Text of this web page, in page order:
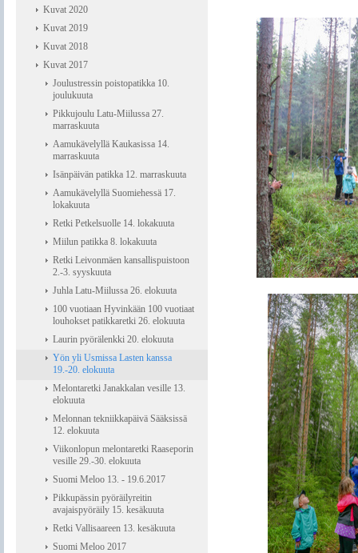
Kuvat 2020
Kuvat 2019
Kuvat 2018
Kuvat 2017
Joulustressin poistopatikka 10.
joulukuuta
Pikkujoulu Latu-Miilussa 27.
marraskuuta
Aamukävelyllä Kaukasissa 14.
marraskuuta
Isänpäivän patikka 12. marraskuuta
Aamukävelyllä Suomiehessä 17.
lokakuuta
Retki Petkelsuolle 14. lokakuuta
Miilun patikka 8. lokakuuta
Retki Leivonmäen kansallispuistoon
2.-3. syyskuuta
Juhla Latu-Miilussa 26. elokuuta
100 vuotiaan Hyvinkään 100 vuotiaat
louhokset patikkaretki 26. elokuuta
Laurin pyörälenkki 20. elokuuta
Yön yli Usmissa Lasten kanssa
19.-20. elokuuta
Melontaretki Janakkalan vesille 13.
elokuuta
Melonnan tekniikkapäivä Sääksissä
12. elokuuta
Viikonlopun melontaretki Raaseporin
vesille 29.-30. elokuuta
Suomi Meloo 13. - 19.6.2017
Pikkupässin pyöräilyreitin
avajaispyöräily 15. kesäkuuta
Retki Vallisaareen 13. kesäkuuta
Suomi Meloo 2017